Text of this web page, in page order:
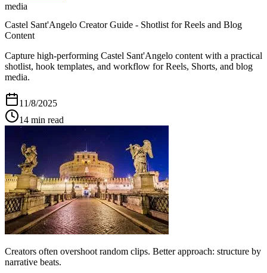
media
Castel Sant'Angelo Creator Guide - Shotlist for Reels and Blog
Content
Capture high-performing Castel Sant'Angelo content with a practical
shotlist, hook templates, and workflow for Reels, Shorts, and blog
media.
11/8/2025
14 min read
Creators often overshoot random clips. Better approach: structure by
narrative beats.